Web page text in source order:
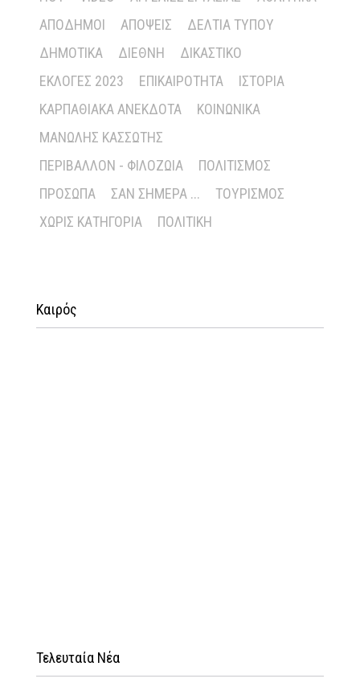
ΑΠΌΔΗΜΟΙ
ΑΠΌΨΕΙΣ
ΔΕΛΤΊΑ ΤΎΠΟΥ
ΔΗΜΟΤΙΚΆ
ΔΙΕΘΝΉ
ΔΙΚΑΣΤΙΚΌ
ΕΚΛΟΓΈΣ 2023
ΕΠΙΚΑΙΡΌΤΗΤΑ
ΙΣΤΟΡΊΑ
ΚΑΡΠΑΘΙΑΚΆ ΑΝΈΚΔΟΤΑ
ΚΟΙΝΩΝΙΚΆ
ΜΑΝΏΛΗΣ ΚΑΣΣΏΤΗΣ
ΠΕΡΙΒΆΛΛΟΝ - ΦΙΛΟΖΩΊΑ
ΠΟΛΙΤΙΣΜΌΣ
ΠΡΌΣΩΠΑ
ΣΑΝ ΣΉΜΕΡΑ ...
ΤΟΥΡΙΣΜΌΣ
ΧΩΡΊΣ ΚΑΤΗΓΟΡΊΑ
ΠΟΛΙΤΙΚΉ
Καιρός
Τελευταία Νέα